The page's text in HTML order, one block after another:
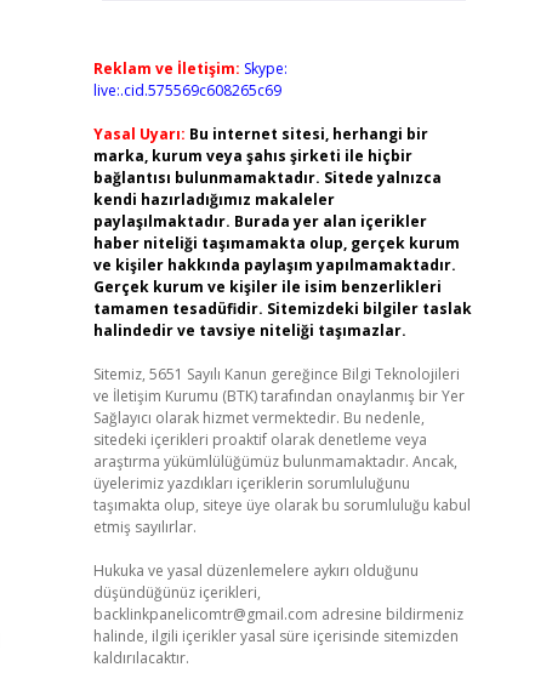
Reklam ve İletişim: Skype:
live:.cid.575569c608265c69
Yasal Uyarı: Bu internet sitesi, herhangi bir
marka, kurum veya şahıs şirketi ile hiçbir
bağlantısı bulunmamaktadır. Sitede yalnızca
kendi hazırladığımız makaleler
paylaşılmaktadır. Burada yer alan içerikler
haber niteliği taşımamakta olup, gerçek kurum
ve kişiler hakkında paylaşım yapılmamaktadır.
Gerçek kurum ve kişiler ile isim benzerlikleri
tamamen tesadüfidir. Sitemizdeki bilgiler taslak
halindedir ve tavsiye niteliği taşımazlar.
Sitemiz, 5651 Sayılı Kanun gereğince Bilgi Teknolojileri
ve İletişim Kurumu (BTK) tarafından onaylanmış bir Yer
Sağlayıcı olarak hizmet vermektedir. Bu nedenle,
sitedeki içerikleri proaktif olarak denetleme veya
araştırma yükümlülüğümüz bulunmamaktadır. Ancak,
üyelerimiz yazdıkları içeriklerin sorumluluğunu
taşımakta olup, siteye üye olarak bu sorumluluğu kabul
etmiş sayılırlar.
Hukuka ve yasal düzenlemelere aykırı olduğunu
düşündüğünüz içerikleri,
backlinkpanelicomtr@gmail.com adresine bildirmeniz
halinde, ilgili içerikler yasal süre içerisinde sitemizden
kaldırılacaktır.